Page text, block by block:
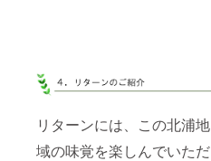
リターンには、この北浦地
域の味覚を楽しんでいただ